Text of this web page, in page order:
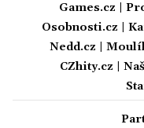
Games.cz
Osobnosti.cz
Nedd.cz
CZhity.cz